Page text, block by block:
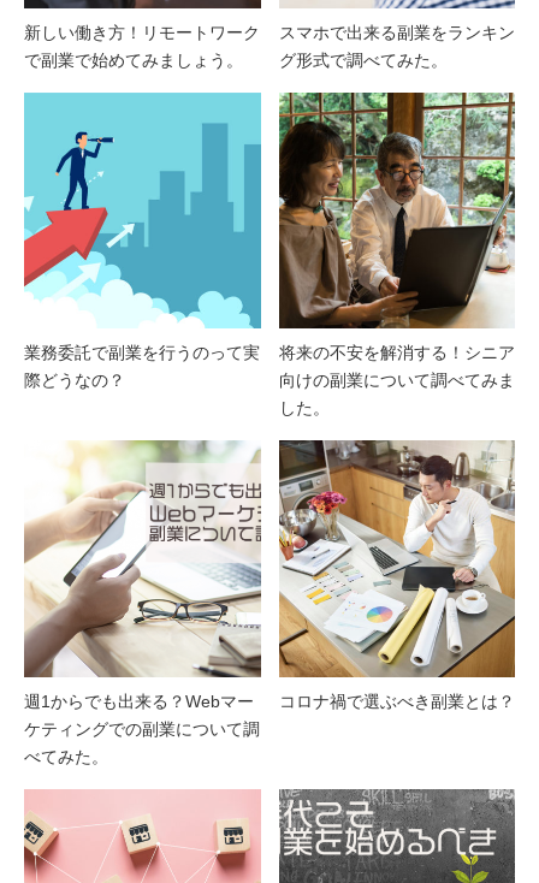
新しい働き方！リモートワーク
で副業で始めてみましょう。
スマホで出来る副業をランキン
グ形式で調べてみた。
業務委託で副業を行うのって実
際どうなの？
将来の不安を解消する！シニア
向けの副業について調べてみま
した。
週1からでも出来る？Webマー
ケティングでの副業について調
べてみた。
コロナ禍で選ぶべき副業とは？